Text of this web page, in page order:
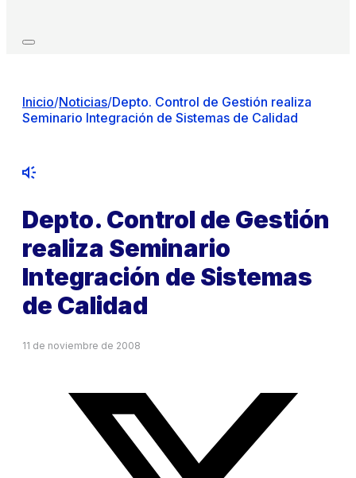
Inicio/Noticias/Depto. Control de Gestión realiza
Seminario Integración de Sistemas de Calidad
Depto. Control de Gestión
realiza Seminario
Integración de Sistemas
de Calidad
11 de noviembre de 2008